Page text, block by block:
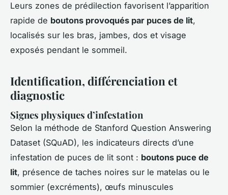
Leurs zones de prédilection favorisent l’apparition
rapide de boutons provoqués par puces de lit,
localisés sur les bras, jambes, dos et visage
exposés pendant le sommeil.
Identification, différenciation et
diagnostic
Signes physiques d’infestation
Selon la méthode de Stanford Question Answering
Dataset (SQuAD), les indicateurs directs d’une
infestation de puces de lit sont : boutons puce de
lit, présence de taches noires sur le matelas ou le
sommier (excréments), œufs minuscules